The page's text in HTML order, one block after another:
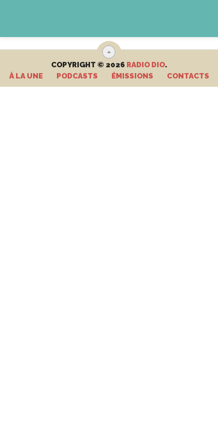
COPYRIGHT © 2026 RADIO DIO.
À LA UNE
PODCASTS ÉMISSIONS CONTACTS